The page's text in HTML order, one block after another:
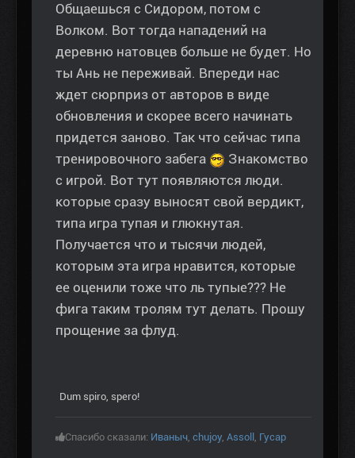
Общаешься с Сидором, потом с
Волком. Вот тогда нападений на
деревню натовцев больше не будет. Но
ты Ань не переживай. Впереди нас
ждет сюрприз от авторов в виде
обновления и скорее всего начинать
придется заново. Так что сейчас типа
тренировочного забега
Знакомство
с игрой. Вот тут появляются люди.
которые сразу выносят свой вердикт,
типа игра тупая и глюкнутая.
Получается что и тысячи людей,
которым эта игра нравится, которые
ее оценили тоже что ль тупые??? Не
фига таким тролям тут делать. Прошу
прощение за флуд.
Dum spiro, spero!
Спасибо сказали: Иваныч, chujoy, Assoll , Гусар